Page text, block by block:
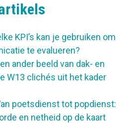
KPI’s kan je gebruiken om
te evalueren?
ander beeld van dak- en
W13 clichés uit het kader
poetsdienst tot popdienst:
en netheid op de kaart